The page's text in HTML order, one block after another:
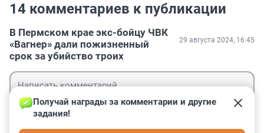
14 комментариев к публикации
В Пермском крае экс-бойцу ЧВК
«Вагнер» дали пожизненный
срок за убийство троих
29 августа 2024, 16:45
Получай награды за комментарии и другие
задания!